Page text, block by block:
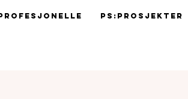
Ps:Prosjekter